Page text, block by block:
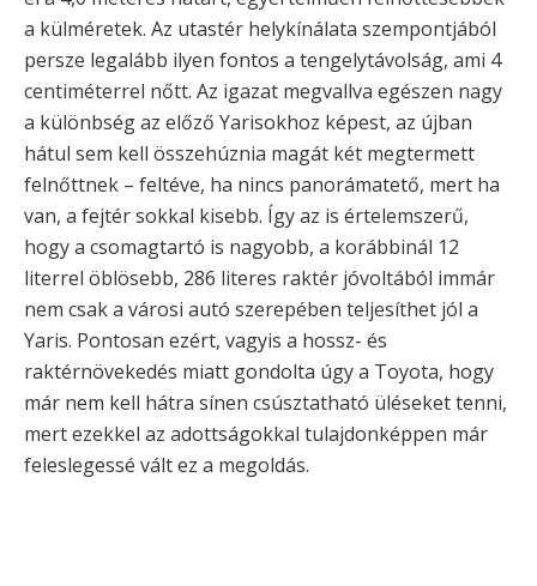
a külméretek. Az utastér helykínálata szempontjából
persze legalább ilyen fontos a tengelytávolság, ami 4
centiméterrel nőtt. Az igazat megvallva egészen nagy
a különbség az előző Yarisokhoz képest, az újban
hátul sem kell összehúznia magát két megtermett
felnőttnek – feltéve, ha nincs panorámatető, mert ha
van, a fejtér sokkal kisebb. Így az is értelemszerű,
hogy a csomagtartó is nagyobb, a korábbinál 12
literrel öblösebb, 286 literes raktér jóvoltából immár
nem csak a városi autó szerepében teljesíthet jól a
Yaris. Pontosan ezért, vagyis a hossz- és
raktérnövekedés miatt gondolta úgy a Toyota, hogy
már nem kell hátra sínen csúsztatható üléseket tenni,
mert ezekkel az adottságokkal tulajdonképpen már
feleslegessé vált ez a megoldás.